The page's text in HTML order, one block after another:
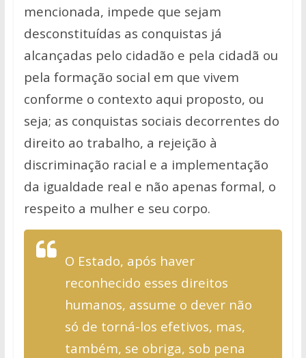
mencionada, impede que sejam
desconstituídas as conquistas já
alcançadas pelo cidadão e pela cidadã ou
pela formação social em que vivem
conforme o contexto aqui proposto, ou
seja; as conquistas sociais decorrentes do
direito ao trabalho, a rejeição à
discriminação racial e a implementação
da igualdade real e não apenas formal, o
respeito a mulher e seu corpo.
O Estado, após haver
reconhecido esses direitos
humanos, assume o dever não
só de torná-los efetivos, mas,
também, se obriga, sob pena